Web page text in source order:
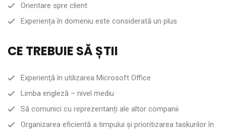
Orientare spre client
Experiența în domeniu este considerată un plus
CE TREBUIE SĂ ȘTII
Experiență în utilizarea Microsoft Office
Limba engleză – nivel mediu
Să comunici cu reprezentanți ale altor companii
Organizarea eficientă a timpului și prioritizarea taskurilor în